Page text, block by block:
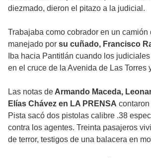
diezmado, dieron el pitazo a la judicial.
Trabajaba como cobrador en un camión
manejado por su cuñado, Francisco
Iba hacia Pantitlán cuando los
en el cruce de la Avenida de Las Torres
Las notas de Armando Maceda,
Elías Chávez en LA PRENSA contaron
Pista sacó dos pistolas calibre .38
contra los agentes. Treinta pasajeros
de terror, testigos de una balacera en